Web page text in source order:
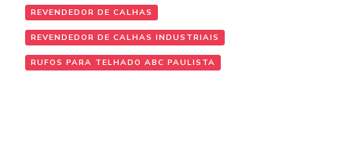
REVENDEDOR DE CALHAS
REVENDEDOR DE CALHAS INDUSTRIAIS
RUFOS PARA TELHADO ABC PAULISTA